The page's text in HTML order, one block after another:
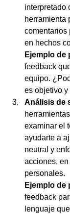
interpretado
herramienta
comentarios
en hechos
Ejemplo de
feedback
equipo.
es objetivo
Análisis de
examinar el
ayudarte a
neutral y
acciones,
personales.
Ejemplo de
feedback
lenguaje